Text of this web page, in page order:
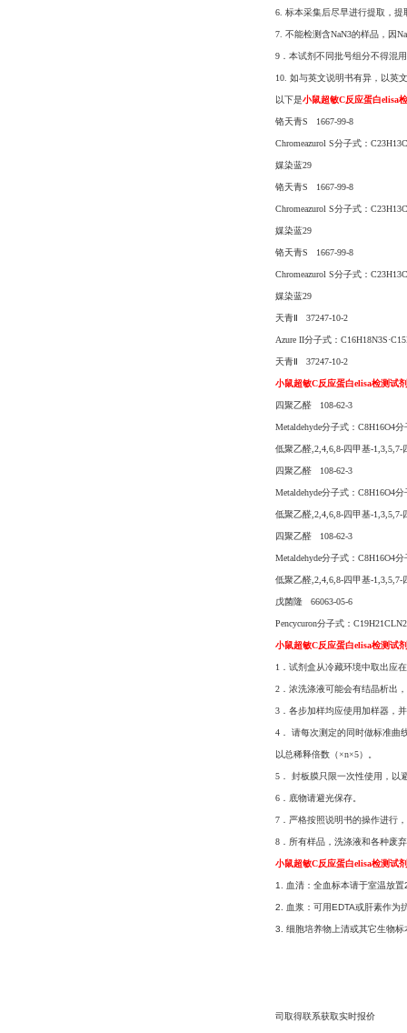
6. 标本采集后尽早进行提取，
7. 不能检测含NaN3的样品，因
9．本试剂不同批号组分不得混
10. 如与英文说明书有异，以英
以下是小鼠超敏C反应蛋白elisa
铬天青S 1667-99-8
Chromeazurol S分子式：
媒染蓝29
铬天青S 1667-99-8
Chromeazurol S分子式：
媒染蓝29
铬天青S 1667-99-8
Chromeazurol S分子式：
媒染蓝29
天青Ⅱ 37247-10-2
Azure II分子式：
天青Ⅱ 37247-10-2
小鼠超敏C反应蛋白elisa检测试
四聚乙醛 108-62-3
Metaldehyde分子式：C8H16O4
低聚乙醛,2,4,6,8-四甲基-
四聚乙醛 108-62-3
Metaldehyde分子式：C8H16O4
低聚乙醛,2,4,6,8-四甲基-
四聚乙醛 108-62-3
Metaldehyde分子式：C8H16O4
低聚乙醛,2,4,6,8-四甲基-
戊菌隆 66063-05-6
Pencycuron分子式：
小鼠超敏C反应蛋白elisa检测试
1．试剂盒从冷藏环境中取出应
2．浓洗涤液可能会有结晶析出
3．各步加样均应使用加样器，
4． 请每次测定的同时做标准曲
以总稀释倍数（×n×5）。
5． 封板膜只限一次性使用，以
6．底物请避光保存。
7．严格按照说明书的操作进行
8．所有样品，洗涤液和各种废
小鼠超敏C反应蛋白elisa检测试
1. 血清：全血标本请于室温放
2. 血浆：可用EDTA或肝素作
3. 细胞培养物上清或其它生物
司取得联系获取实时报价